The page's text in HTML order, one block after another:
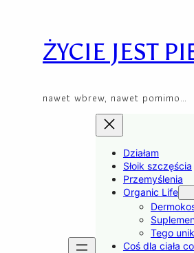
contentŻYCIE JEST
nawet wbrew, nawet pomimo…
Działam
Słoik szczęścia
Przemyślenia
Organic Life
Tego
Coś dla ciała